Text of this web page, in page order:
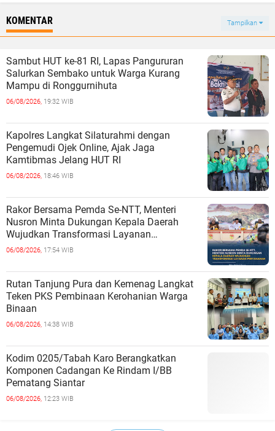
KOMENTAR Tampilkan
Sambut HUT ke-81 RI, Lapas Pangururan
Salurkan Sembako untuk Warga Kurang
Mampu di Ronggurnihuta
06/08/2026, 19:32 WIB
Kapolres Langkat Silaturahmi dengan
Pengemudi Ojek Online, Ajak Jaga
Kamtibmas Jelang HUT RI
06/08/2026, 18:46 WIB
Rakor Bersama Pemda Se-NTT, Menteri
Nusron Minta Dukungan Kepala Daerah
Wujudkan Transformasi Layanan
Pertanahan
06/08/2026, 17:54 WIB
Rutan Tanjung Pura dan Kemenag Langkat
Teken PKS Pembinaan Kerohanian Warga
Binaan
06/08/2026, 14:38 WIB
Kodim 0205/Tabah Karo Berangkatkan
Komponen Cadangan Ke Rindam I/BB
Pematang Siantar
06/08/2026, 12:23 WIB